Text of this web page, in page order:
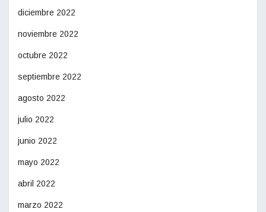
diciembre 2022
noviembre 2022
octubre 2022
septiembre 2022
agosto 2022
julio 2022
junio 2022
mayo 2022
abril 2022
marzo 2022